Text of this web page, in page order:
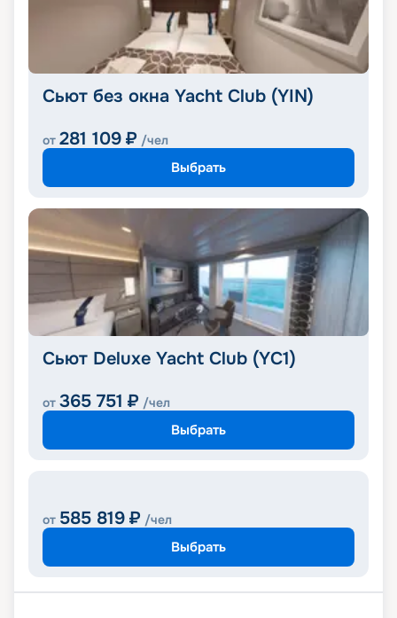
Сьют без окна Yacht Club (YIN)
от 281 109 ₽ /чел
Выбрать
Сьют Deluxe Yacht Club (YC1)
от 365 751 ₽ /чел
Выбрать
от 585 819 ₽ /чел
Выбрать